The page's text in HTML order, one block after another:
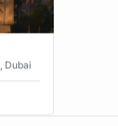
, Dubai